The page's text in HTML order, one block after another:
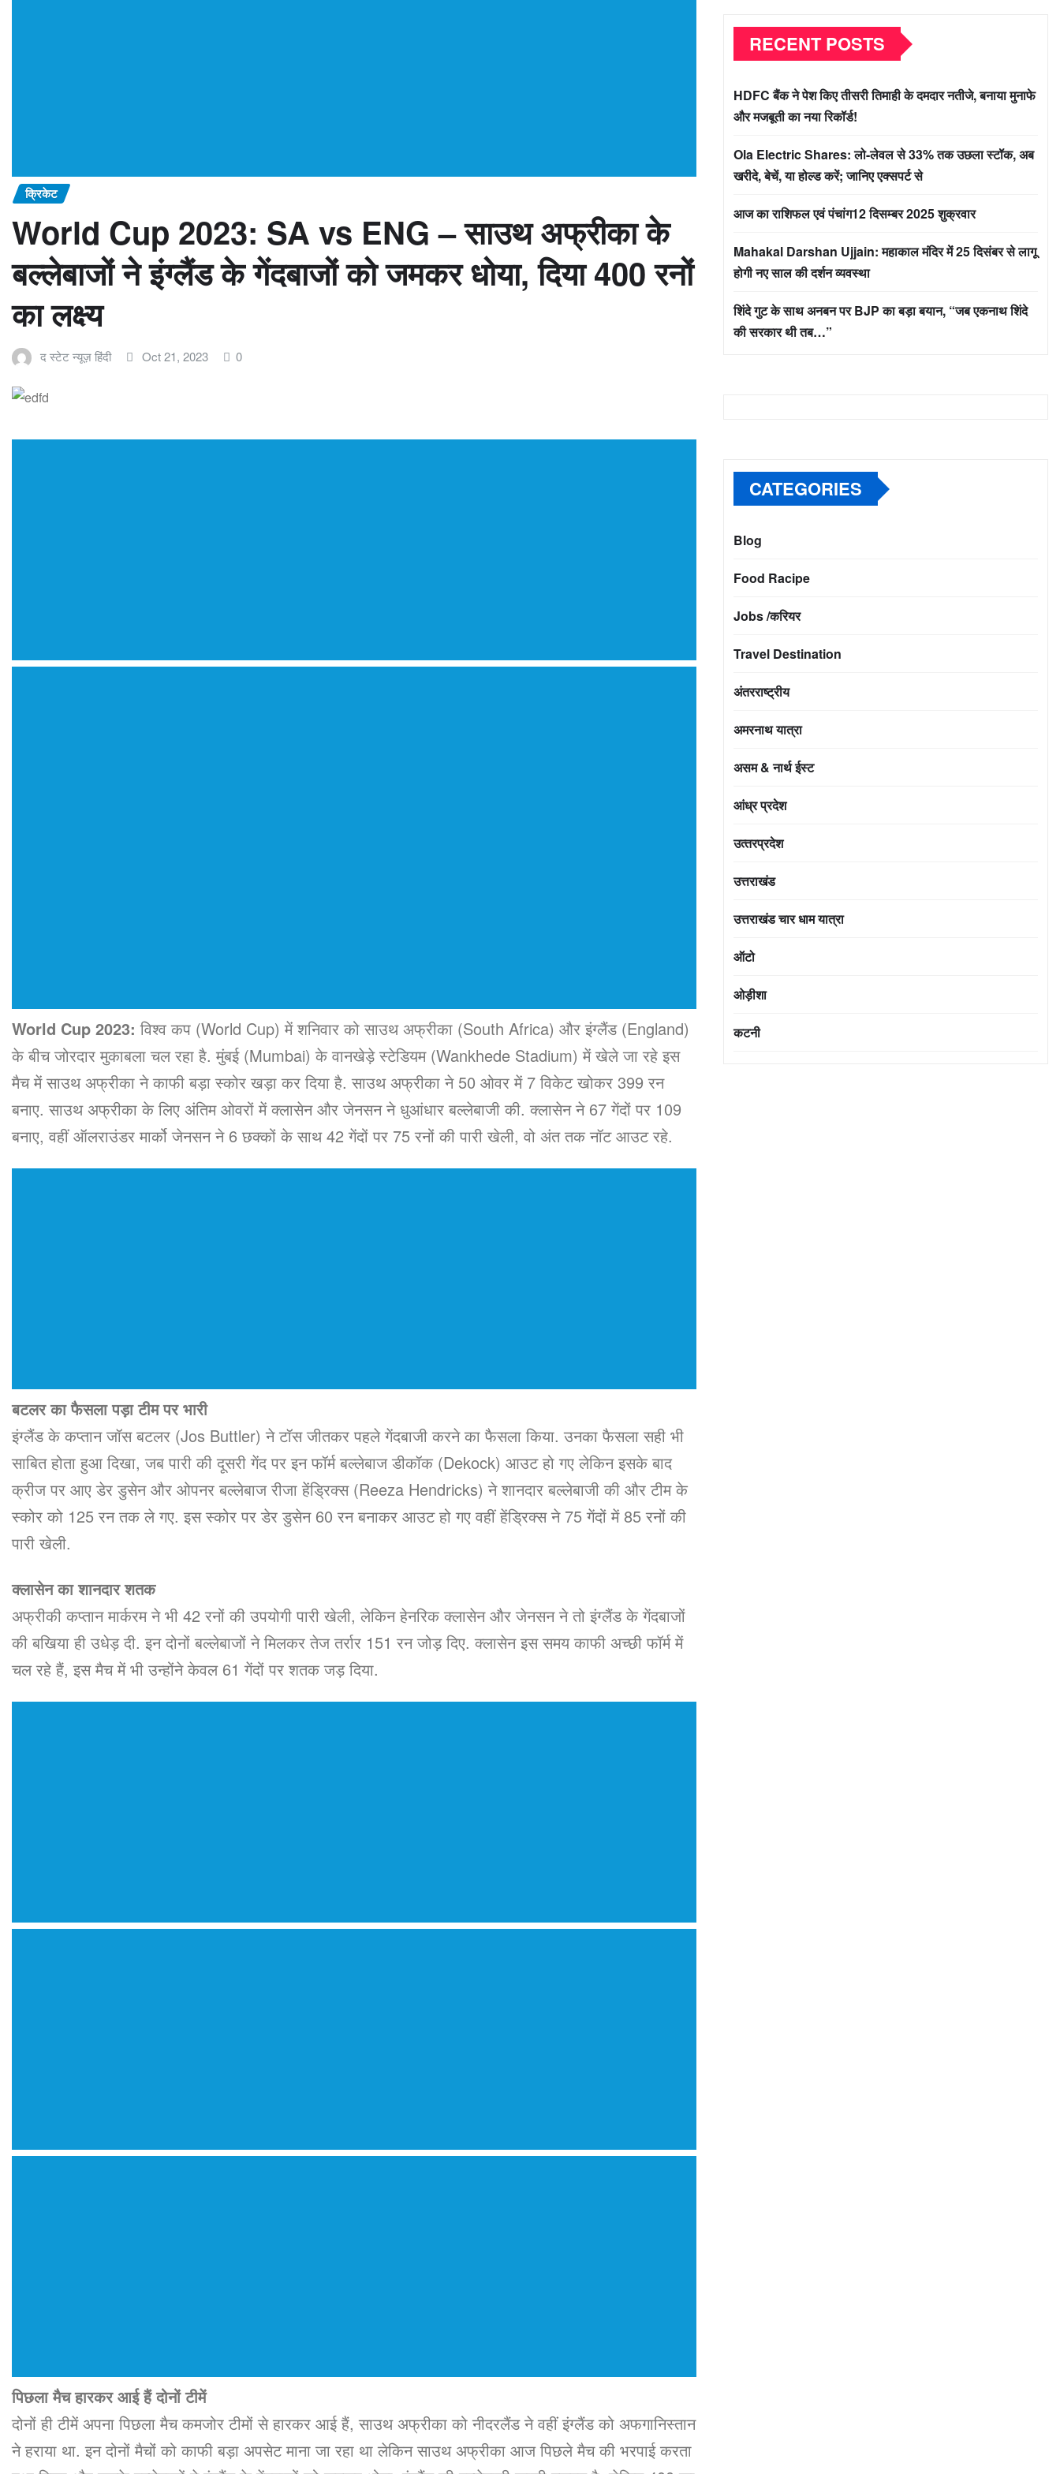
क्रिकेट
World Cup 2023: SA vs ENG – साउथ अफ्रीका के
बल्लेबाजों ने इंग्लैंड के गेंदबाजों को जमकर धोया, दिया 400 रनों
का लक्ष्य
द स्टेट न्यूज़ हिंदी Oct 21, 2023 0
World Cup 2023: विश्व कप (World Cup) में शनिवार को साउथ अफ्रीका (South Africa) और इंग्लैंड (England)
के बीच जोरदार मुकाबला चल रहा है. मुंबई (Mumbai) के वानखेड़े स्टेडियम (Wankhede Stadium) में खेले जा रहे इस
मैच में साउथ अफ्रीका ने काफी बड़ा स्कोर खड़ा कर दिया है. साउथ अफ्रीका ने 50 ओवर में 7 विकेट खोकर 399 रन
बनाए. साउथ अफ्रीका के लिए अंतिम ओवरों में क्लासेन और जेनसन ने धुआंधार बल्लेबाजी की. क्लासेन ने 67 गेंदों पर 109
बनाए, वहीं ऑलराउंडर मार्को जेनसन ने 6 छक्कों के साथ 42 गेंदों पर 75 रनों की पारी खेली, वो अंत तक नॉट आउट रहे.
बटलर का फैसला पड़ा टीम पर भारी
इंग्लैंड के कप्तान जॉस बटलर (Jos Buttler) ने टॉस जीतकर पहले गेंदबाजी करने का फैसला किया. उनका फैसला सही भी
साबित होता हुआ दिखा, जब पारी की दूसरी गेंद पर इन फॉर्म बल्लेबाज डीकॉक (Dekock) आउट हो गए लेकिन इसके बाद
क्रीज पर आए डेर डुसेन और ओपनर बल्लेबाज रीजा हेंड्रिक्स (Reeza Hendricks) ने शानदार बल्लेबाजी की और टीम के
स्कोर को 125 रन तक ले गए. इस स्कोर पर डेर डुसेन 60 रन बनाकर आउट हो गए वहीं हेंड्रिक्स ने 75 गेंदों में 85 रनों की
पारी खेली.
क्लासेन का शानदार शतक
अफ्रीकी कप्तान मार्करम ने भी 42 रनों की उपयोगी पारी खेली, लेकिन हेनरिक क्लासेन और जेनसन ने तो इंग्लैंड के गेंदबाजों
की बखिया ही उधेड़ दी. इन दोनों बल्लेबाजों ने मिलकर तेज तर्रार 151 रन जोड़ दिए. क्लासेन इस समय काफी अच्छी फॉर्म में
चल रहे हैं, इस मैच में भी उन्होंने केवल 61 गेंदों पर शतक जड़ दिया.
पिछला मैच हारकर आई हैं दोनों टीमें
दोनों ही टीमें अपना पिछला मैच कमजोर टीमों से हारकर आई हैं, साउथ अफ्रीका को नीदरलैंड ने वहीं इंग्लैंड को अफगानिस्तान
ने हराया था. इन दोनों मैचोंं को काफी बड़ा अपसेट माना जा रहा था लेकिन साउथ अफ्रीका आज पिछले मैच की भरपाई करता
RECENT POSTS
HDFC बैंक ने पेश किए तीसरी तिमाही के दमदार नतीजे, बनाया मुनाफे
और मजबूती का नया रिकॉर्ड!
Ola Electric Shares: लो-लेवल से 33% तक उछला स्टॉक, अब
खरीदे, बेचें, या होल्ड करें; जानिए एक्सपर्ट से
आज का राशिफल एवं पंचांग12 दिसम्बर 2025 शुक्रवार
Mahakal Darshan Ujjain: महाकाल मंदिर में 25 दिसंबर से लागू
होगी नए साल की दर्शन व्यवस्था
शिंदे गुट के साथ अनबन पर BJP का बड़ा बयान, “जब एकनाथ शिंदे
की सरकार थी तब…”
CATEGORIES
Blog
Food Racipe
Jobs /करियर
Travel Destination
अंतरराष्ट्रीय
अमरनाथ यात्रा
असम & नार्थ ईस्ट
आंध्र प्रदेश
उत्‍तरप्रदेश
उत्तराखंड
उत्तराखंड चार धाम यात्रा
ऑटो
ओड़ीशा
कटनी